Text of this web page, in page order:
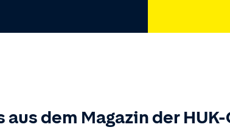
dem Magazin der HUK-